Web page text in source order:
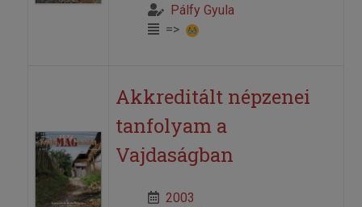
Pálfy Gyula
=>
Akkreditált népzenei
tanfolyam a
Vajdaságban
2003